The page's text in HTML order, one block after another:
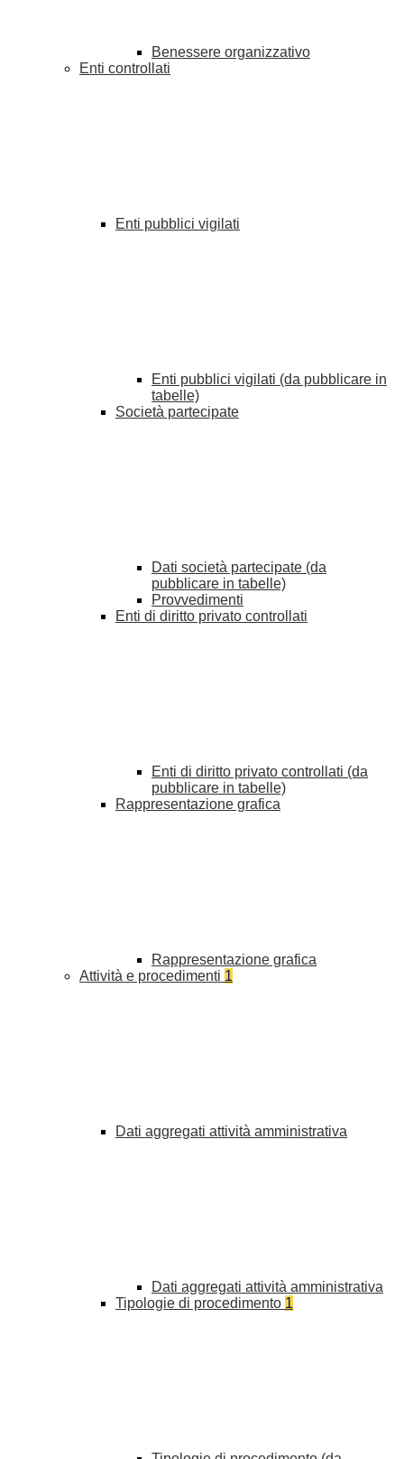
Benessere organizzativo
Enti controllati
Enti pubblici vigilati
Enti pubblici vigilati (da pubblicare in
tabelle)
Società partecipate
Dati società partecipate (da
pubblicare in tabelle)
Provvedimenti
Enti di diritto privato controllati
Enti di diritto privato controllati (da
pubblicare in tabelle)
Rappresentazione grafica
Rappresentazione grafica
Attività e procedimenti 1
Dati aggregati attività amministrativa
Dati aggregati attività amministrativa
Tipologie di procedimento 1